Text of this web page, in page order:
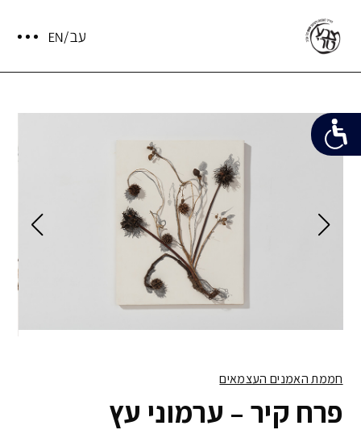
חממת האמנים העצמאים
פרח קיר – ערמוני עץ